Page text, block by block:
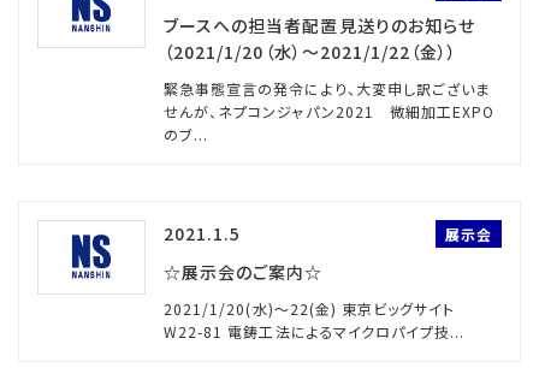
ブースへの担当者配置見送りのお知らせ
（2021/1/20（水）～2021/1/22（金））
緊急事態宣言の発令により、大変申し訳ございま
せんが、ネプコンジャパン2021 微細加工EXPO
のブ...
展示会
2021.1.5
☆展示会のご案内☆
2021/1/20(水)～22(金) 東京ビッグサイト
W22-81 電鋳工法によるマイクロパイプ技...